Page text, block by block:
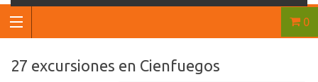
Casas de renta
Renta de autos
0
27 excursiones en Cienfuegos